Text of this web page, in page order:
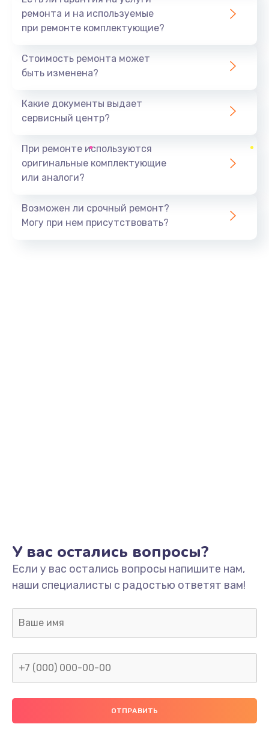
ремонта и на используемые
при ремонте комплектующие?
Стоимость ремонта может
быть изменена?
Какие документы выдает
сервисный центр?
При ремонте используются
оригинальные комплектующие
или аналоги?
Возможен ли срочный ремонт?
Могу при нем присутствовать?
У вас остались вопросы?
Если у вас остались вопросы напишите нам,
наши специалисты с радостью ответят вам!